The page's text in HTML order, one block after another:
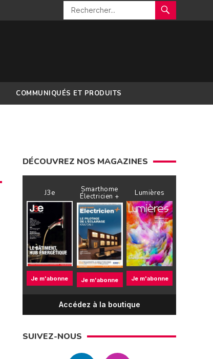
COMMUNIQUÉS ET PRODUITS
DÉCOUVREZ NOS MAGAZINES
J3e
Je m'abonne
Smarthome
Électricien +
Je m'abonne
Lumières
Je m'abonne
Accédez à la boutique
SUIVEZ-NOUS